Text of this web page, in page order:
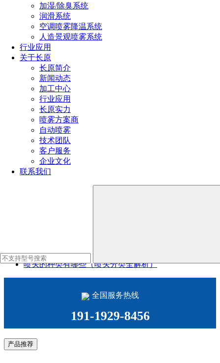
加湿/除臭系统
润滑系统
空调喷雾降温系统
人造景观喷雾系统
行业应用
关于长原
长原简介
新闻动态
加工中心
行业应用
长原实力
喷雾方案商
自动喷雾
技术团队
客户服务
企业文化
联系我们
易于拆卸清洗: 喷嘴的设计应便于拆卸和清洗，尤其是用于食
品和制药行业的设备。
更换零件: 了解喷嘴的可更换零件情况，以便在必要时进行快
速维护。
点击免费获取选型方案报价
如您对长原产品有采购或者其他任何需求及疑问，请来电
或加微信沟通！电话：
上一篇： 管道清洗喷嘴型号及特点
下一篇： 坦克清洗设备选型特点及优势
用）
喷头的种类有哪些（喷头分类全解析）
全国服务热线
191-1929-8456
产品推荐